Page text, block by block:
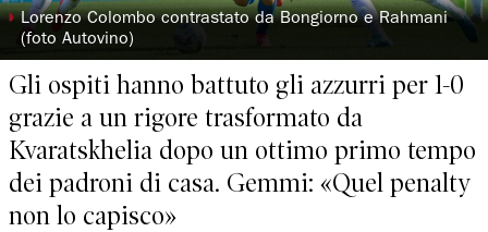
◗Lorenzo Colombo contrastato da Bongiorno e Rahmani
(foto Autovino)
Gli ospiti hanno battuto gli azzurri per 1-0
grazie a un rigore trasformato da
Kvaratskhelia dopo un ottimo primo tempo
dei padroni di casa. Gemmi: «Quel penalty
non lo capisco»